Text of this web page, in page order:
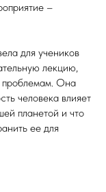
–
для учеников
лекцию,
проблемам. Она
человека влияет
планетой и что
ее для